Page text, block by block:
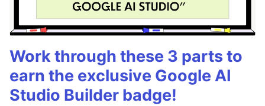
Work through these 3 parts to
earn the exclusive Google AI
Studio Builder badge!